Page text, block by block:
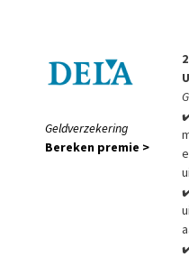
Geldverzekering
Bereken premie >